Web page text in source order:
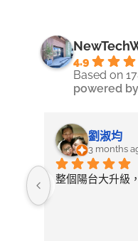
4.9
Based on
powered
劉淑均
3 months
整個陽台大升級